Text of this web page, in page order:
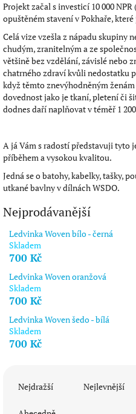
Projekt začal s investicí 10 000
opuštěném stavení v Pokhaře,
Celá vize vzešla z nápadu skupiny
chudým, zranitelným a ze
většině bez vzdělání, závislé nebo
chatrného zdraví kvůli nedostatku
když těmto znevýhodněným
dovednost jako je tkaní, pletení či
dodnes daří naplňovat v téměř 1
A já Vám s radostí představuji tyto
příběhem a vysokou kvalitou.
Jedná se o batohy, kabelky, tašky,
utkané bavlny v dílnách WSDO.
Nejprodávanější
Ledvinka Woven bílo - černá
Skladem
700 Kč
Ledvinka Woven oranžová
Skladem
700 Kč
Ledvinka Woven šedo - bílá
Skladem
700 Kč
Nejdražší Nejlevnější